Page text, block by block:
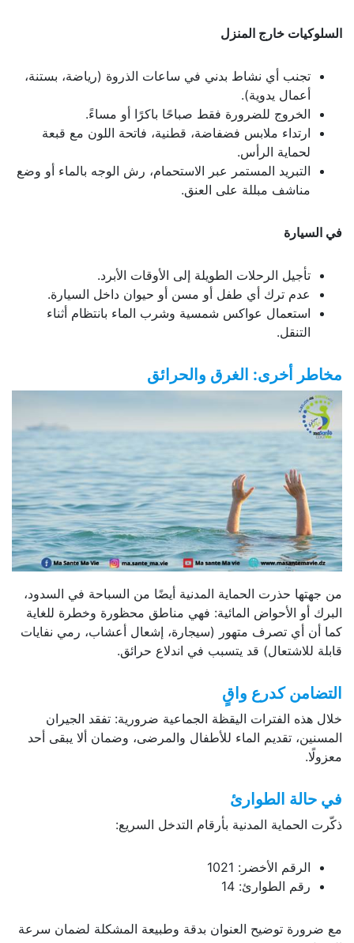
السلوكيات خارج المنزل
تجنب أي نشاط بدني في ساعات الذروة (رياضة، بستنة،
أعمال يدوية).
الخروج للضرورة فقط صباحًا باكرًا أو مساءً.
ارتداء ملابس فضفاضة، قطنية، فاتحة اللون مع قبعة
لحماية الرأس.
التبريد المستمر عبر الاستحمام، رش الوجه بالماء أو وضع
مناشف مبللة على العنق.
في السيارة
تأجيل الرحلات الطويلة إلى الأوقات الأبرد.
عدم ترك أي طفل أو مسن أو حيوان داخل السيارة.
استعمال عواكس شمسية وشرب الماء بانتظام أثناء
التنقل.
مخاطر أخرى: الغرق والحرائق
من جهتها حذرت الحماية المدنية أيضًا من السباحة في السدود،
البرك أو الأحواض المائية: فهي مناطق محظورة وخطرة للغاية
كما أن أي تصرف متهور (سيجارة، إشعال أعشاب، رمي نفايات
قابلة للاشتعال) قد يتسبب في اندلاع حرائق.
التضامن كدرع واقٍ
خلال هذه الفترات اليقظة الجماعية ضرورية: تفقد الجيران
المسنين، تقديم الماء للأطفال والمرضى، وضمان ألا يبقى أحد
معزولًا.
في حالة الطوارئ
ذكّرت الحماية المدنية بأرقام التدخل السريع:
الرقم الأخضر: 1021
رقم الطوارئ: 14
مع ضرورة توضيح العنوان بدقة وطبيعة المشكلة لضمان سرعة